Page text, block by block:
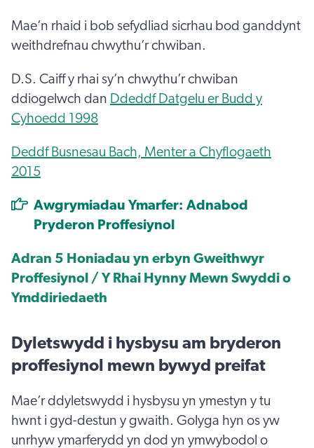
Mae’n rhaid i bob sefydliad sicrhau bod ganddynt
weithdrefnau chwythu’r chwiban.
D.S. Caiff y rhai sy’n chwythu’r chwiban
ddiogelwch dan Ddeddf Datgelu er Budd y
Cyhoedd 1998
Deddf Busnesau Bach, Menter a Chyflogaeth
2015
Awgrymiadau Ymarfer: Adnabod
Pryderon Proffesiynol
Adran 5 Honiadau yn erbyn Gweithwyr
Proffesiynol / Y Rhai Hynny Mewn Swyddi o
Ymddiriedaeth
Dyletswydd i hysbysu am bryderon
proffesiynol mewn bywyd preifat
Mae’r ddyletswydd i hysbysu yn ymestyn y tu
hwnt i gyd-destun y gwaith. Golyga hyn os yw
unrhyw ymarferydd yn dod yn ymwybodol o